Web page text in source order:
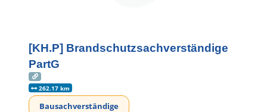
[KH.P] Brandschutzsachverständige
PartG
262.17 km
Bausachverständige